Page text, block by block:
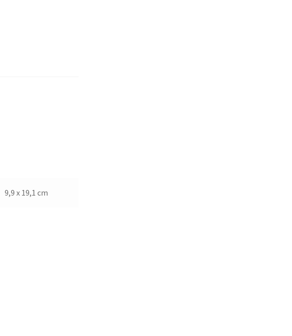
9,9 x 19,1 cm